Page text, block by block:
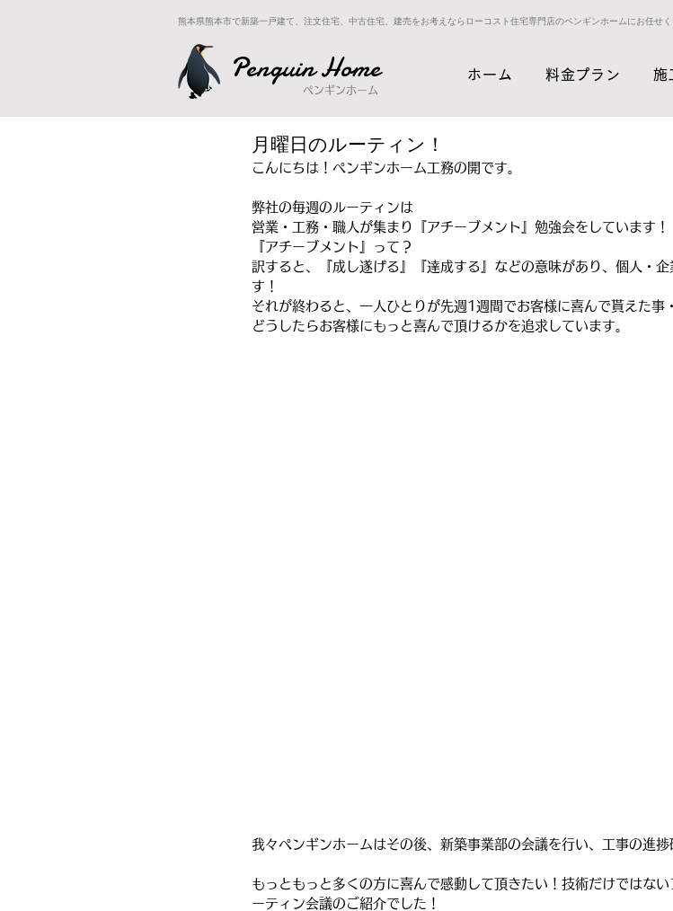
熊本県熊本市で新築一戸建て、注文住宅、中古住宅、建売をお考えならローコスト住宅専門店のペンギンホームにお任せ
Penguin Home
ペンギンホーム
ホーム 料金プラン 施
月曜日のルーティン！
こんにちは！ペンギンホーム工務の開です。
弊社の毎週のルーティンは
営業・工務・職人が集まり『アチーブメント』勉強会をしています！
『アチーブメント』って？
訳すると、『成し遂げる』『達成する』などの意味があり、個人・
す！
それが終わると、一人ひとりが先週1週間でお客様に喜んで貰えた事
どうしたらお客様にもっと喜んで頂けるかを追求しています。
我々ペンギンホームはその後、新築事業部の会議を行い、工事の進
もっともっと多くの方に喜んで感動して頂きたい！技術だけではな
ーティン会議のご紹介でした！